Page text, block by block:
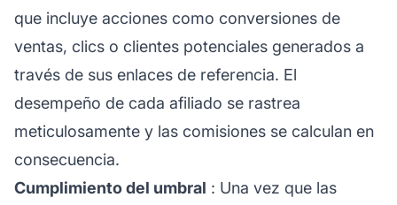
que incluye acciones como conversiones de
ventas, clics o clientes potenciales generados a
través de sus enlaces de referencia. El
desempeño de cada afiliado se rastrea
meticulosamente y las comisiones se calculan en
consecuencia.
Cumplimiento del umbral : Una vez que las